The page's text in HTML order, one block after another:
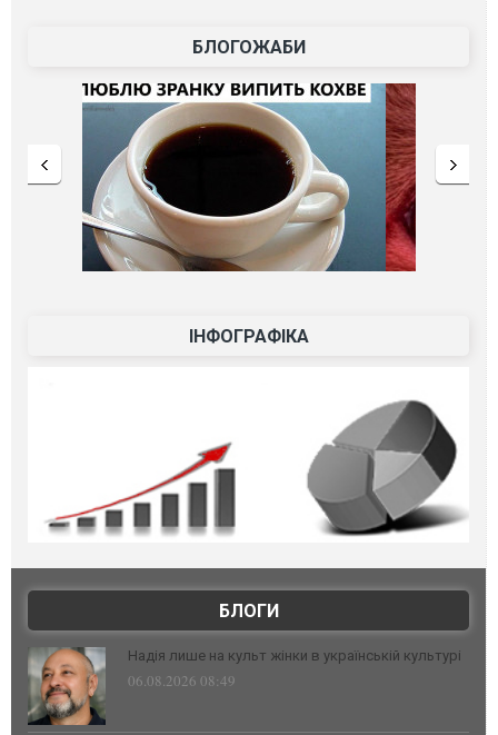
БЛОГОЖАБИ
ІНФОГРАФІКА
БЛОГИ
Надія лише на культ жінки в українській культурі
06.08.2026 08:49